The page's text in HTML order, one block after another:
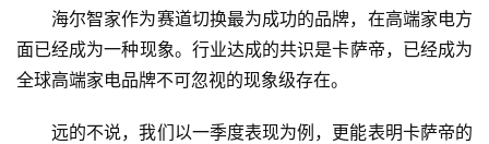
海尔智家作为赛道切换最为成功的品牌，在高端家电方
面已经成为一种现象。行业达成的共识是卡萨帝，已经成为
全球高端家电品牌不可忽视的现象级存在。
远的不说，我们以一季度表现为例，更能表明卡萨帝的